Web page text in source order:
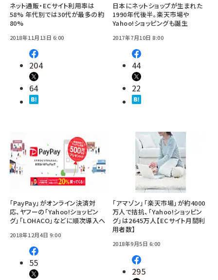
ネット通販・ECサイト利用率は
58% 年代別では30代が最多の約
80%
2018年11月13日 6:00
204
64
日本にネットショップが生まれた
1990年代後半。楽天市場や
Yahoo!ショッピングも誕生
2017年7月10日 8:00
44
22
「PayPay」がオンライン決済対
応、ヤフーの「Yahoo!ショッピン
グ」「LOHACO」などに順次導入へ
2018年12月4日 9:00
55
「アマゾン」「楽天市場」が約4000
万人で拮抗、「Yahoo!ショッピン
グ」は2645万人【ECサイト月間利
用者数】
2018年9月5日 6:00
295